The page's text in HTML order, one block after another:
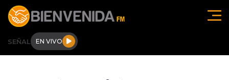
Click acá para ir directamente al contenido
SEÑAL EN VIVO